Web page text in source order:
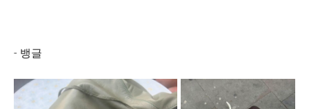
- 뱅글